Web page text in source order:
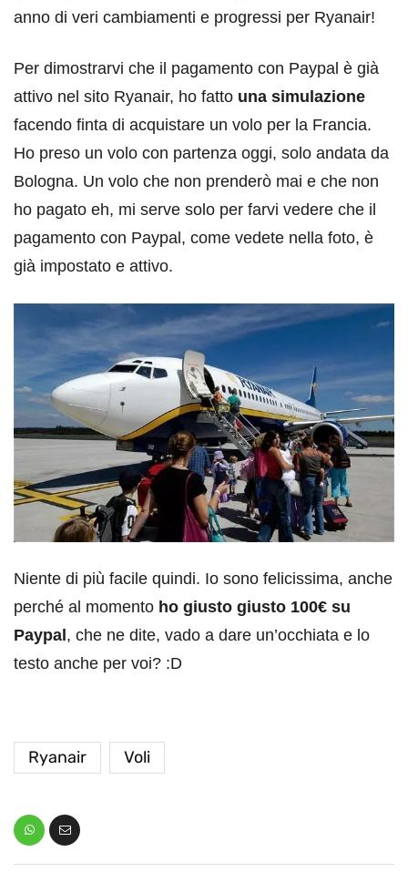
anno di veri cambiamenti e progressi per Ryanair!
Per dimostrarvi che il pagamento con Paypal è già
attivo nel sito Ryanair, ho fatto una simulazione
facendo finta di acquistare un volo per la Francia.
Ho preso un volo con partenza oggi, solo andata da
Bologna. Un volo che non prenderò mai e che non
ho pagato eh, mi serve solo per farvi vedere che il
pagamento con Paypal, come vedete nella foto, è
già impostato e attivo.
Niente di più facile quindi. Io sono felicissima, anche
perché al momento ho giusto giusto 100€ su
Paypal, che ne dite, vado a dare un’occhiata e lo
testo anche per voi? :D
Ryanair Voli